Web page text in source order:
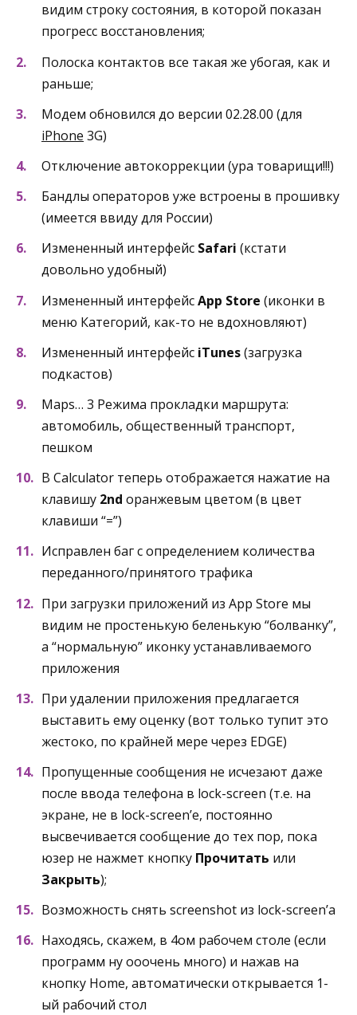
видим строку состояния, в которой показан
прогресс восстановления;
Полоска контактов все такая же убогая, как и
раньше;
Модем обновился до версии 02.28.00 (для
iPhone 3G)
Отключение автокоррекции (ура товарищи!!!)
Бандлы операторов уже встроены в прошивку
(имеется ввиду для России)
Измененный интерфейс Safari (кстати
довольно удобный)
Измененный интерфейсApp Store (иконки в
меню Категорий, как-то не вдохновляют)
Измененный интерфейс iTunes(загрузка
подкастов)
Maps… 3 Режима прокладки маршрута:
автомобиль, общественный транспорт,
пешком
В Calculator теперь отображается нажатие на
клавишу 2nd оранжевым цветом (в цвет
клавиши “=”)
Исправлен баг с определением количества
переданного/принятого трафика
При загрузки приложений из App Store мы
видим не простенькую беленькую “болванку”,
а “нормальную” иконку устанавливаемого
приложения
При удалении приложения предлагается
выставить ему оценку (вот только тупит это
жестоко, по крайней мере через EDGE)
Пропущенные сообщения не исчезают даже
после ввода телефона в lock-screen (т.е. на
экране, не в lock-screen’е, постоянно
высвечивается сообщение до тех пор, пока
юзер не нажмет кнопку Прочитать или
Закрыть);
Возможность снять screenshot из lock-screen’а
Находясь, скажем, в 4ом рабочем столе (если
программ ну ооочень много) и нажав на
кнопку Home, автоматически открывается 1-
ый рабочий стол